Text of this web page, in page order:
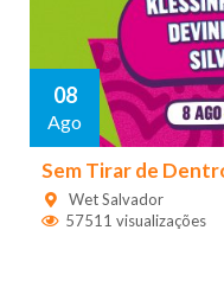
08
Ago
Sem Tirar de
Wet Salvador
57511 visualizações